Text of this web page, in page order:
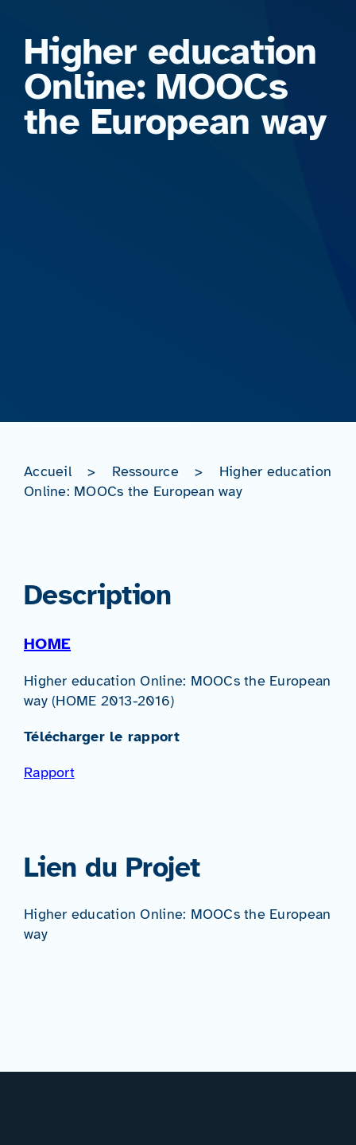
Higher education
Online: MOOCs
the European way
Accueil > Ressource >
Higher education
Online: MOOCs the European way
Description
HOME
Higher education Online: MOOCs the European
way (HOME 2013-2016)
Télécharger le rapport
Rapport
Lien du Projet
Higher education Online: MOOCs the European
way